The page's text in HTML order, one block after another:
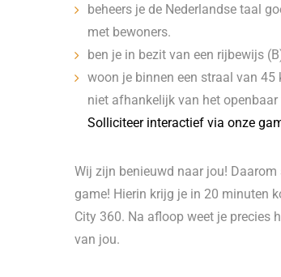
beheers je de Nederlandse taal
met bewoners.
ben je in bezit van een rijbewijs
woon je binnen een straal van
niet afhankelijk van het openbaar
Solliciteer interactief via onze
Wij zijn benieuwd naar jou!
game! Hierin krijg je in 20 minuten
City 360. Na afloop weet je precies
van jou.